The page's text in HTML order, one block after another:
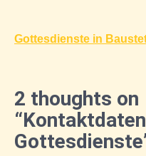
Gottesdienste in
2 thoughts on